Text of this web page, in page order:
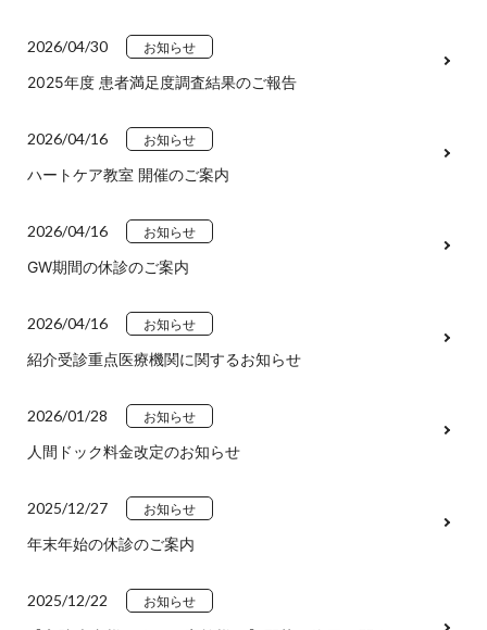
2026/04/30 お知らせ
2025年度 患者満足度調査結果のご報告
2026/04/16 お知らせ
ハートケア教室 開催のご案内
2026/04/16 お知らせ
GW期間の休診のご案内
2026/04/16 お知らせ
紹介受診重点医療機関に関するお知らせ
2026/01/28 お知らせ
人間ドック料金改定のお知らせ
2025/12/27 お知らせ
年末年始の休診のご案内
2025/12/22 お知らせ